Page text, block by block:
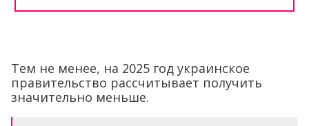
Тем не менее, на 2025 год украинское
правительство рассчитывает получить
значительно меньше.